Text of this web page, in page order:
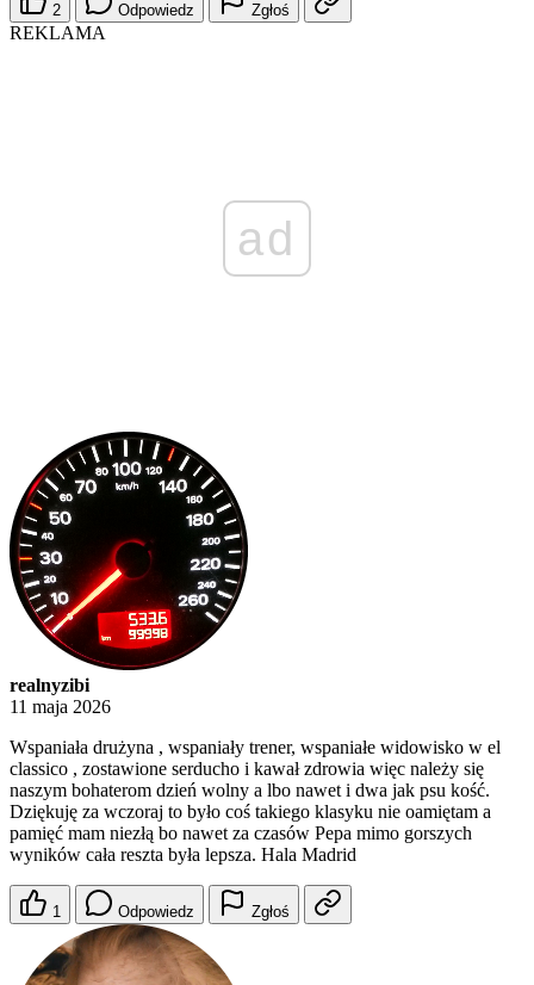
2 Odpowiedz Zgłoś
REKLAMA
ad
realnyzibi
11 maja 2026
Wspaniała drużyna , wspaniały trener, wspaniałe widowisko w el
classico , zostawione serducho i kawał zdrowia więc należy się
naszym bohaterom dzień wolny a lbo nawet i dwa jak psu kość.
Dziękuję za wczoraj to było coś takiego klasyku nie oamiętam a
pamięć mam niezłą bo nawet za czasów Pepa mimo gorszych
wyników cała reszta była lepsza. Hala Madrid
1 Odpowiedz Zgłoś